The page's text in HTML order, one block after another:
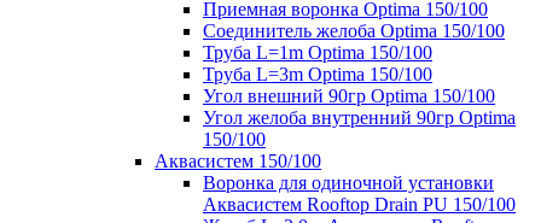
Приемная воронка Optima 150/100
Соединитель желоба Optima 150/100
Труба L=1m Optima 150/100
Труба L=3m Optima 150/100
Угол внешний 90гр Optima 150/100
Угол желоба внутренний 90гр Optima
150/100
Аквасистем 150/100
Воронка для одиночной установки
Аквасистем Rooftop Drain PU 150/100